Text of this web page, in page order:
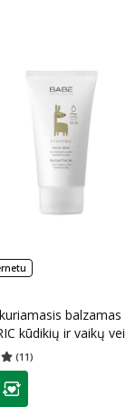
balzamas
kūdikių ir vaikų
(11) 5.00
klubo